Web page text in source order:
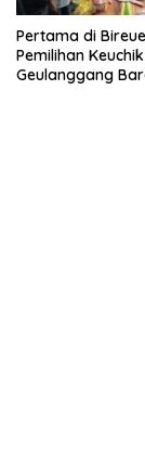
Pertama di
Pemilihan Keuchik
Geulanggang